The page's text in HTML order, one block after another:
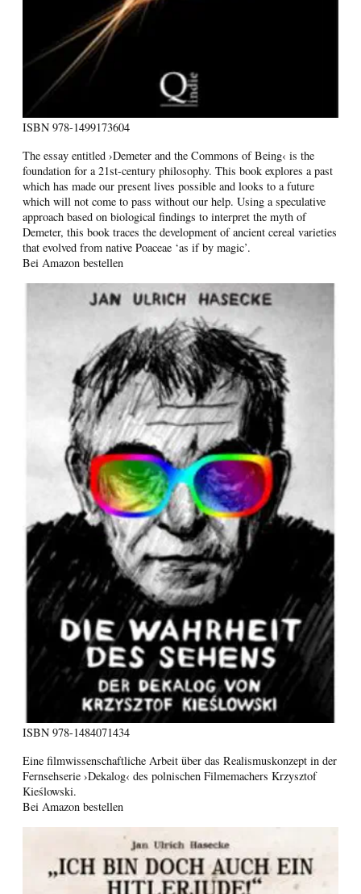
ISBN 978-1499173604
The essay entitled ›Demeter and the Commons of Being‹ is the
foundation for a 21st-century philosophy. This book explores a past
which has made our present lives possible and looks to a future
which will not come to pass without our help. Using a speculative
approach based on biological findings to interpret the myth of
Demeter, this book traces the development of ancient cereal varieties
that evolved from native Poaceae ‘as if by magic’.
Bei Amazon bestellen
ISBN 978-1484071434
Eine filmwissenschaftliche Arbeit über das Realismuskonzept in der
Fernsehserie ›Dekalog‹ des polnischen Filmemachers Krzysztof
Kieślowski.
Bei Amazon bestellen